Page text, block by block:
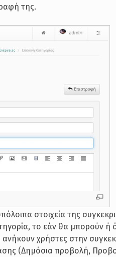
της.
στοιχεία της
το εάν θα μπορούν ή
χρήστες στην
(Δημόσια προβολή,